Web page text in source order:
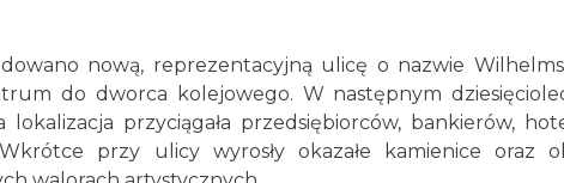
nową, reprezentacyjną ulicę o nazwie
do dworca kolejowego. W następnym
przyciągała przedsiębiorców, bankierów,
przy ulicy wyrosły okazałe kamienice oraz